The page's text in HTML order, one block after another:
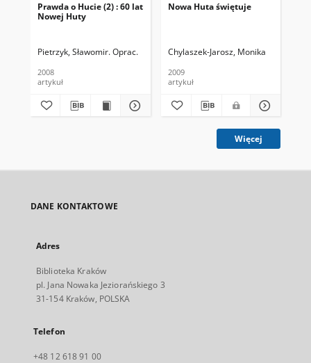
Prawda o Hucie (2) : 60 lat
Nowej Huty
Pietrzyk, Sławomir. Oprac.
2008
artykuł
Nowa Huta świętuje
Chylaszek-Jarosz, Monika
2009
artykuł
Więcej
DANE KONTAKTOWE
Adres
Biblioteka Kraków
pl. Jana Nowaka Jeziorańskiego 3
31-154 Kraków, POLSKA
Telefon
+48 12 618 91 00